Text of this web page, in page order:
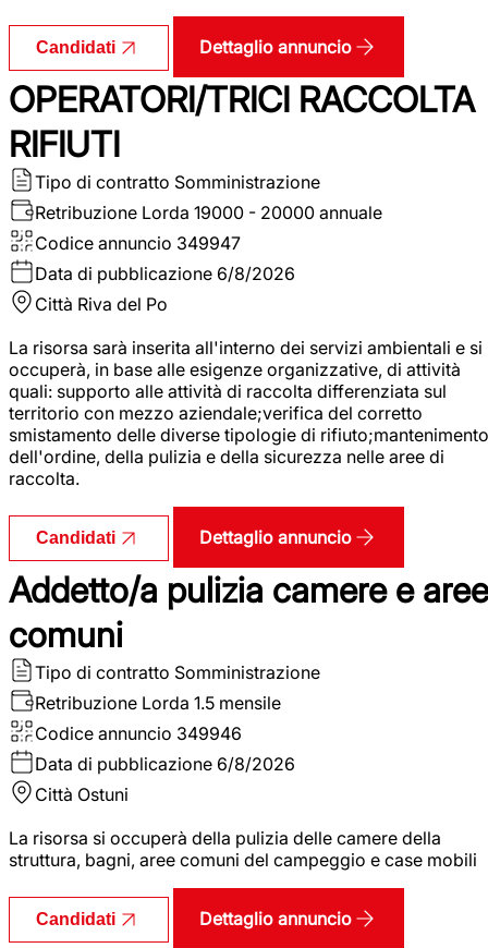
Candidati Dettaglio annuncio
OPERATORI/TRICI RACCOLTA
RIFIUTI
Tipo di contratto Somministrazione
Retribuzione Lorda 19000 - 20000 annuale
Codice annuncio 349947
Data di pubblicazione 6/8/2026
Città Riva del Po
La risorsa sarà inserita all'interno dei servizi ambientali e si
occuperà, in base alle esigenze organizzative, di attività
quali: supporto alle attività di raccolta differenziata sul
territorio con mezzo aziendale;verifica del corretto
smistamento delle diverse tipologie di rifiuto;mantenimento
dell'ordine, della pulizia e della sicurezza nelle aree di
raccolta.
Candidati Dettaglio annuncio
Addetto/a pulizia camere e aree
comuni
Tipo di contratto Somministrazione
Retribuzione Lorda 1.5 mensile
Codice annuncio 349946
Data di pubblicazione 6/8/2026
Città Ostuni
La risorsa si occuperà della pulizia delle camere della
struttura, bagni, aree comuni del campeggio e case mobili
Candidati Dettaglio annuncio